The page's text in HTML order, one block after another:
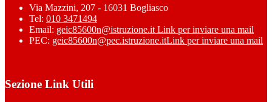
Via Mazzini, 207 - 16031 Bogliasco
Tel: 010 3471494
Email: geic85600n@istruzione.it Link per inviare una mail
PEC: geic85600n@pec.istruzione.itLink per inviare una mail
Sezione Link Utili